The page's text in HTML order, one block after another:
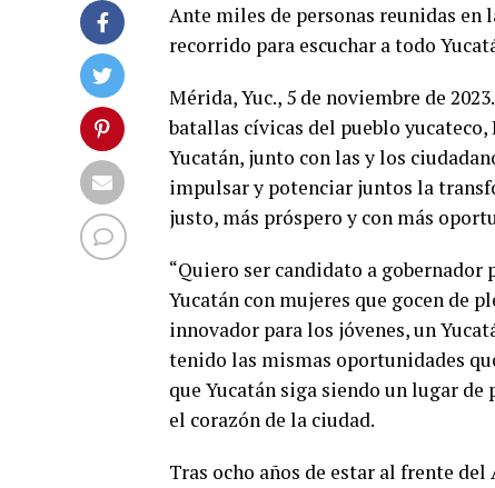
Ante miles de personas reunidas en
recorrido para escuchar a todo
Mérida, Yuc., 5 de noviembre de
batallas cívicas del pueblo yucateco,
Yucatán, junto con las y los
impulsar y potenciar juntos la
justo, más próspero y con más
“Quiero ser candidato a
Yucatán con mujeres que gocen de
innovador para los jóvenes, un
tenido las mismas oportunidades
que Yucatán siga siendo un lugar
el corazón de la ciudad.
Tras ocho años de estar al frente